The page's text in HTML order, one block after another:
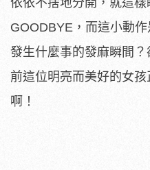
依依不捨地分開，就這
GOODBYE，而這小動
發生什麼事的發麻瞬間
前這位明亮而美好的女
啊！